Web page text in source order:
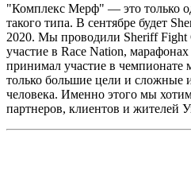
"Комплекс Мерф" — это только
такого типа. В сентябре будет
2020. Мы проводили Sheriff Fight
участие в Race Nation,
принимал участие в
только большие цели и сложные
человека. Именно этого мы
партнеров, клиентов и жителей